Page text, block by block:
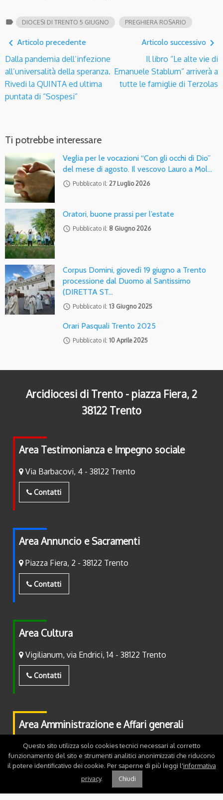
label DIOCESI DI TRENTO 5 GIUGNO PREGHIERA ROSARIO
navigate_before Articolo precedente
Dalla pandemia dell’infezione
all’universalità della speranza.
Rivedi la QUINTA ed ultima
puntata di “Sospesi”
Articolo successivo navigate_next
Il libro “Le alte vie di
Emanuele Stablum” arriverà a
tutte le famiglie di Terzolas
Ti potrebbe interessare
Veglia per le vocazioni “Con gli occhi di Dio”
del mese di agosto. Il vescovo Lauro a Mol…
access_time Pubblicato il: 27 Luglio 2026
Oratori, buone prassi per l’estate
access_time Pubblicato il: 8 Giugno 2026
Corpus Domini, giovedì 19 giugno a Trento
processione dal Duomo al Santissimo
(DIRETTA ST…
access_time Pubblicato il: 13 Giugno 2025
Orari Pasquali Trento 2025
access_time Pubblicato il: 10 Aprile 2025
Arcidiocesi di Trento - piazza Fiera, 2
38122 Trento
Area Testimonianza e Impegno sociale
Via Barbacovi, 4 - 38122 Trento
Contatti
Area Annuncio e Sacramenti
Piazza Fiera, 2 - 38122 Trento
Contatti
Area Cultura
Vigilianum, via Endrici, 14 - 38122 Trento
Contatti
Area Amministrazione e Affari generali
Piazza Fiera, 2 - 38122 Trento
Contatti
Questo sito utilizza solo cookies tecnici necessari al corretto
funzionamento del sito e strumenti analitici anonimizzati che riducono
il potere identificativo dei cookie. Per saperne di più leggi l'informativa
privacy. Chiudi